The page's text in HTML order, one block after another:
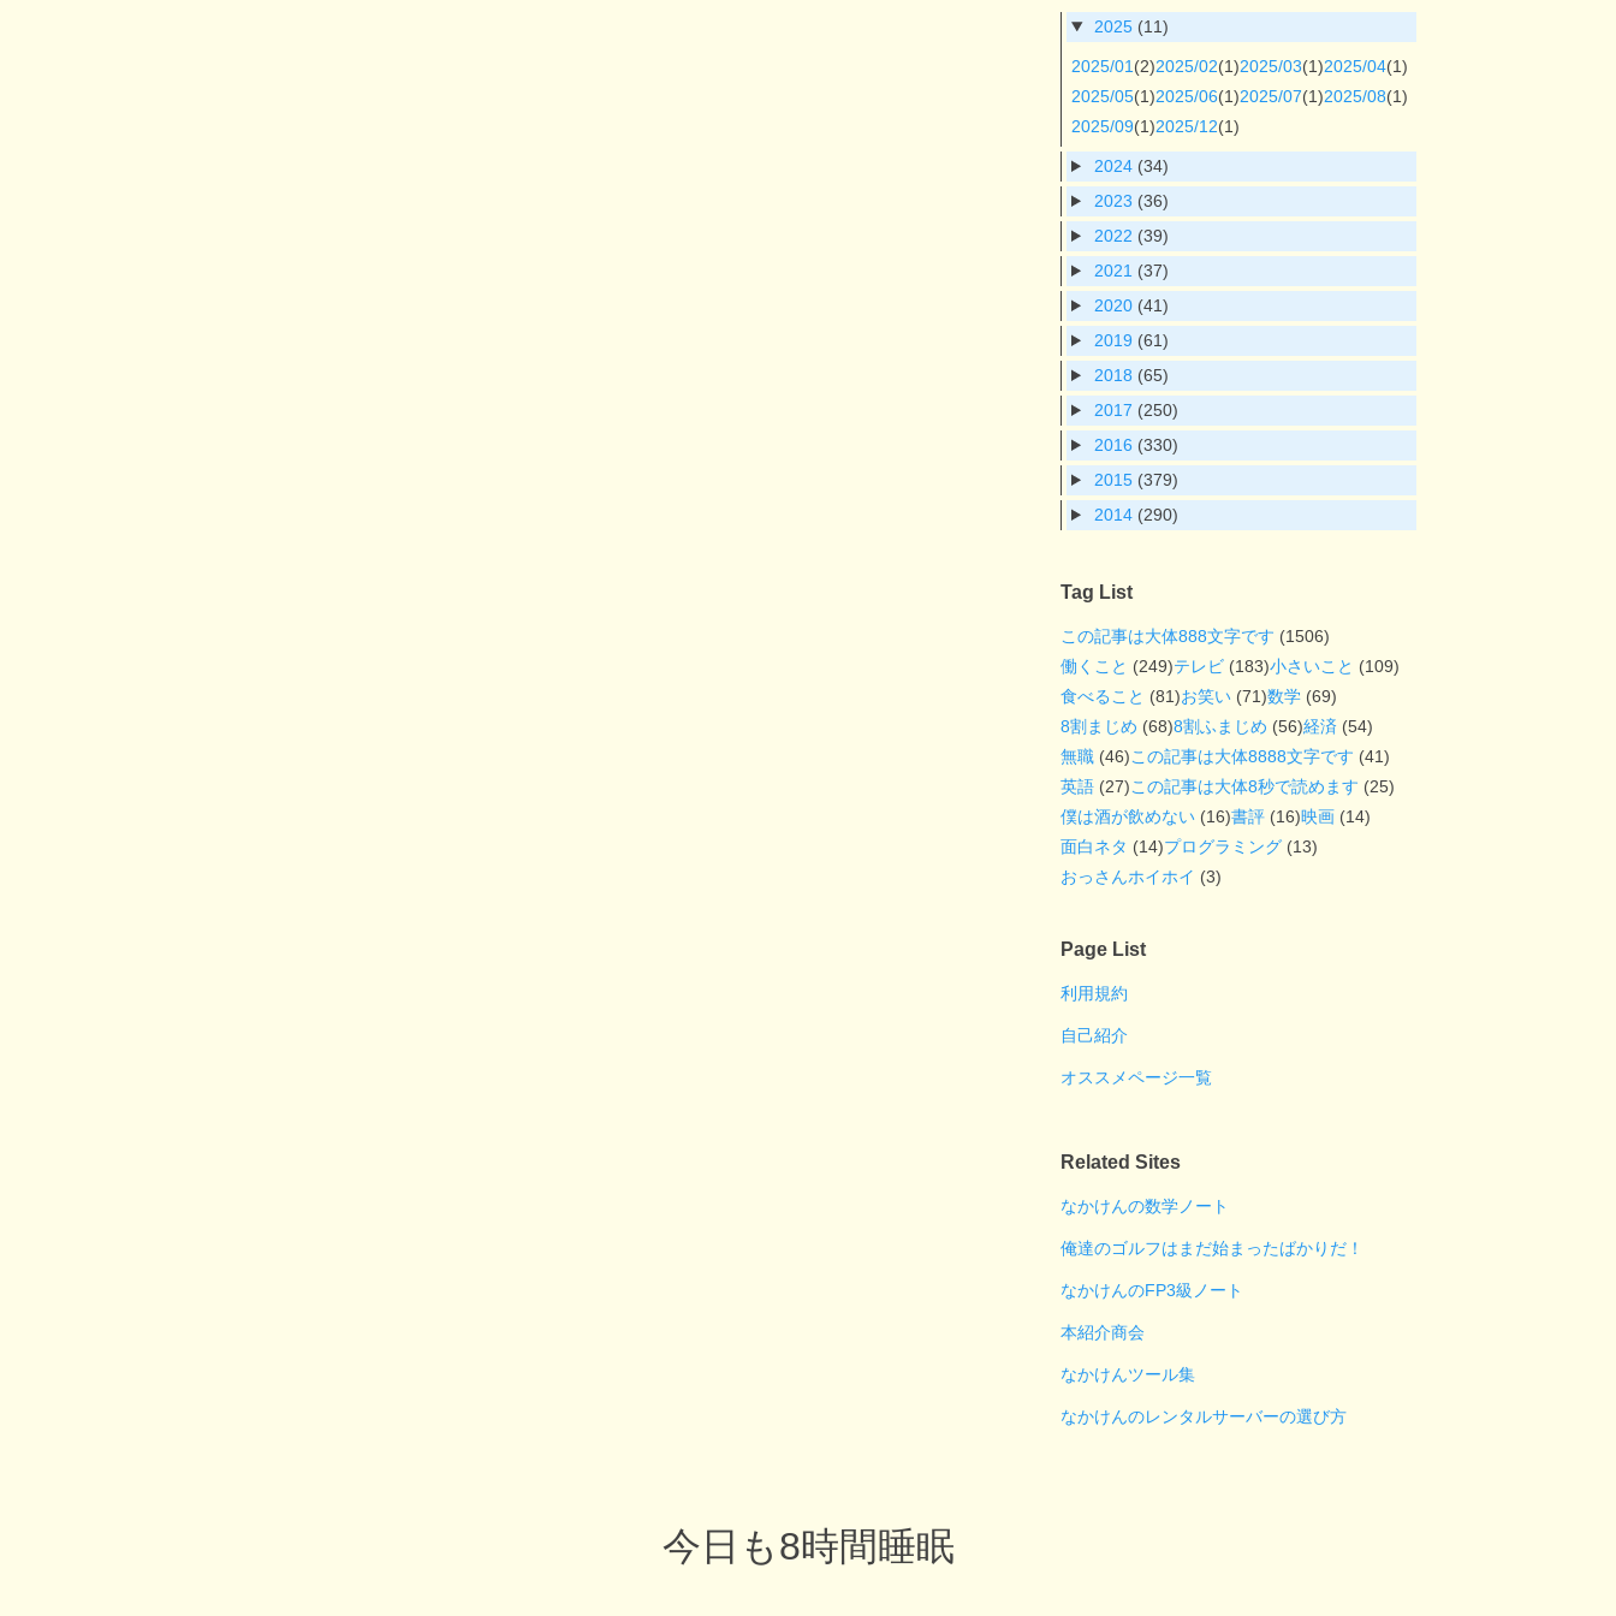
2025 (11)
2025/01 (2)2025/02(1)2025/03(1)2025/04(1)
2025/05(1)2025/06(1)2025/07(1)2025/08(1)
2025/09(1)2025/12(1)
2024 (34)
2023 (36)
2022 (39)
2021 (37)
2020 (41)
2019 (61)
2018 (65)
2017 (250)
2016 (330)
2015 (379)
2014 (290)
Tag List
この記事は大体888文字です (1506)
働くこと (249)テレビ (183)小さいこと (109)
食べること (81)お笑い (71)数学 (69)
8割まじめ (68)8割ふまじめ (56)経済 (54)
無職 (46)この記事は大体8888文字です (41)
英語 (27)この記事は大体8秒で読めます (25)
僕は酒が飲めない (16)書評 (16)映画 (14)
面白ネタ (14)プログラミング (13)
おっさんホイホイ (3)
Page List
利用規約
自己紹介
オススメページ一覧
Related Sites
なかけんの数学ノート
俺達のゴルフはまだ始まったばかりだ！
なかけんのFP3級ノート
本紹介商会
なかけんツール集
なかけんのレンタルサーバーの選び方
今日も8時間睡眠